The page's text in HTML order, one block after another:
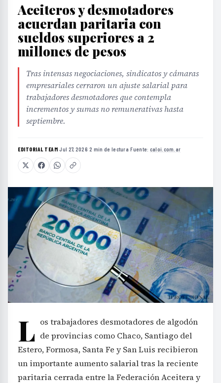
Aceiteros y desmotadores
acuerdan paritaria con
sueldos superiores a 2
millones de pesos
Tras intensas negociaciones, sindicatos y cámaras
empresariales cerraron un ajuste salarial para
trabajadores desmotadores que contempla
incrementos y sumas no remunerativas hasta
septiembre.
EDITORIAL TEAM·Jul 27, 2026·2 min de lectura·Fuente: caloi.com.ar
L os trabajadores desmotadores de algodón
de provincias como Chaco, Santiago del
Estero, Formosa, Santa Fe y San Luis recibieron
un importante aumento salarial tras la reciente
paritaria cerrada entre la Federación Aceitera y